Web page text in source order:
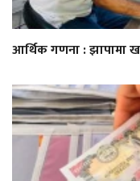
आर्थिक गणना : झापामा